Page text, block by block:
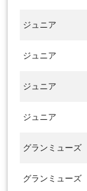
ジュニア
ジュニア
ジュニア
ジュニア
グランミューズ
グランミューズ